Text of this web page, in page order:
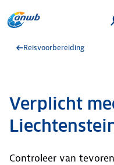
Reisvoorbereiding
Verplicht
Controleer van